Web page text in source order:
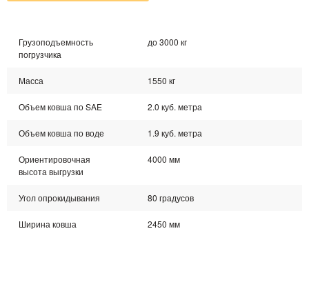
Грузоподъемность
погрузчика
до 3000 кг
Масса 1550 кг
Объем ковша по SAE 2.0 куб. метра
Объем ковша по воде 1.9 куб. метра
Ориентировочная
высота выгрузки
4000 мм
Угол опрокидывания 80 градусов
Ширина ковша 2450 мм